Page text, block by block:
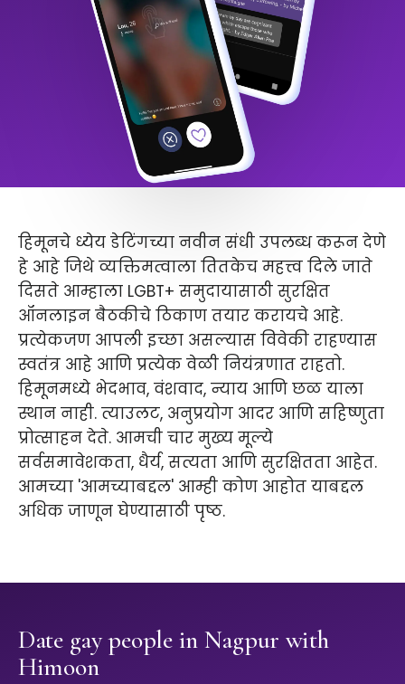
हिमूनचे ध्येय डेटिंगच्या नवीन संधी उपलब्ध करून देणे
हे आहे जिथे व्यक्तिमत्वाला तितकेच महत्त्व दिले जाते
दिसते आम्हाला LGBT+ समुदायासाठी सुरक्षित
ऑनलाइन बैठकीचे ठिकाण तयार करायचे आहे.
प्रत्येकजण आपली इच्छा असल्यास विवेकी राहण्यास
स्वतंत्र आहे आणि प्रत्येक वेळी नियंत्रणात राहतो.
हिमूनमध्ये भेदभाव, वंशवाद, न्याय आणि छळ याला
स्थान नाही. त्याउलट, अनुप्रयोग आदर आणि सहिष्णुता
प्रोत्साहन देते. आमची चार मुख्य मूल्ये
सर्वसमावेशकता, धैर्य, सत्यता आणि सुरक्षितता आहेत.
आमच्या 'आमच्याबद्दल' आम्ही कोण आहोत याबद्दल
अधिक जाणून घेण्यासाठी पृष्ठ.
Date gay people in Nagpur with
Himoon